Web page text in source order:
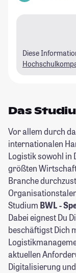
Diese
Das
Vor allem durch
internationalen
Logistik sowohl in
größten
Branche
Studium BWL -
Dabei eignest Du
beschäftigst Dich
aktuellen
Digitalisierung